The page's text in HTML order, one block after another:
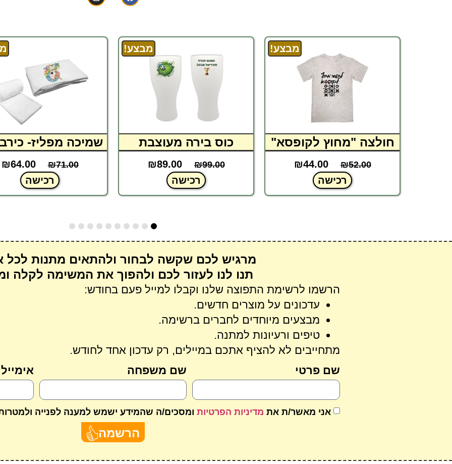
מבצע!
חולצה "מחוץ לקופסא"
₪52.00
₪44.00
רכישה
מבצע!
כוס בירה מעוצבת
₪99.00
₪89.00
רכישה
שמיכה מפליז-
₪71.00
₪64.00
רכישה
מרגיש לכם שקשה לבחור ולהתאים מתנות לכל
תנו לנו לעזור לכם ולהפוך את המשימה לקלה
הרשמו לרשימת התפוצה שלנו וקבלו למייל פעם בחודש:
עדכונים על מוצרים חדשים.
מבצעים מיוחדים לחברים ברשימה.
טיפים ורעיונות למתנה.
מתחייבים לא להציף אתכם במיילים, רק עדכון אחד לחודש.
שם פרטי
שם משפחה אימייל
אני מאשר/ת את מדיניות הפרטיות ומסכים/ה שהמידע ישמש למענה לפנייה
הרשמה